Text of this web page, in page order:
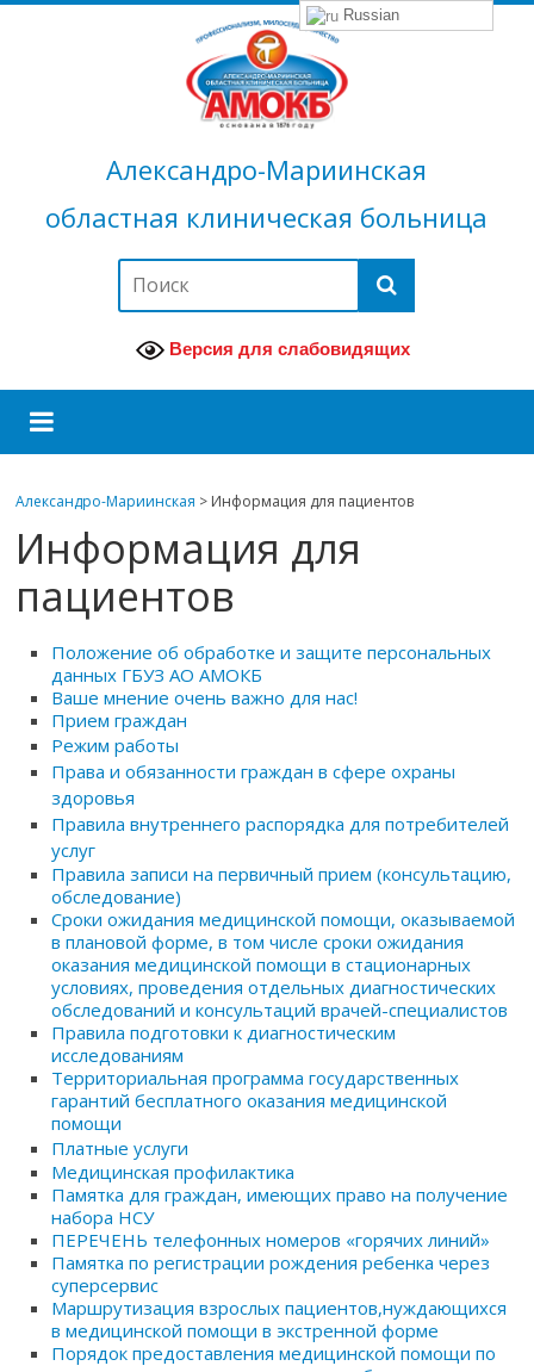
Александро-Мариинская
областная клиническая больница
Версия для слабовидящих
Александро-Мариинская > Информация для пациентов
Информация для
пациентов
Положение об обработке и защите персональных
данных ГБУЗ АО АМОКБ
Ваше мнение очень важно для нас!
Прием граждан
Режим работы
Права и обязанности граждан в сфере охраны
здоровья
Правила внутреннего распорядка для потребителей
услуг
Правила записи на первичный прием (консультацию,
обследование)
Сроки ожидания медицинской помощи, оказываемой
в плановой форме, в том числе сроки ожидания
оказания медицинской помощи в стационарных
условиях, проведения отдельных диагностических
обследований и консультаций врачей-специалистов
Правила подготовки к диагностическим
исследованиям
Территориальная программа государственных
гарантий бесплатного оказания медицинской
помощи
Платные услуги
Медицинская профилактика
Памятка для граждан, имеющих право на получение
набора НСУ
ПЕРЕЧЕНЬ телефонных номеров «горячих линий»
Памятка по регистрации рождения ребенка через
суперсервис
Маршрутизация взрослых пациентов,нуждающихся
в медицинской помощи в экстренной форме
Порядок предоставления медицинской помощи по
Russian